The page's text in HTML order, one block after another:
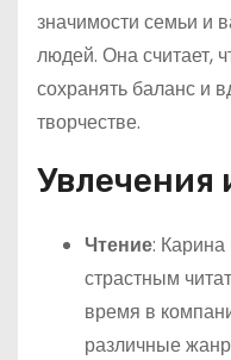
значимости семьи и
людей. Она считает,
сохранять баланс и
творчестве.
Увлечения
Чтение: Карина
страстным
время в
различные